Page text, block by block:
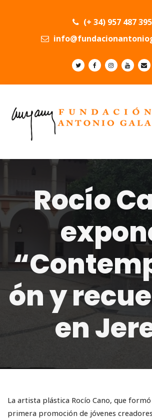
(+ 34) 957 487 395
Rocío
ón y
en
La artista plástica Rocío Cano, que
primera promoción de jóvenes